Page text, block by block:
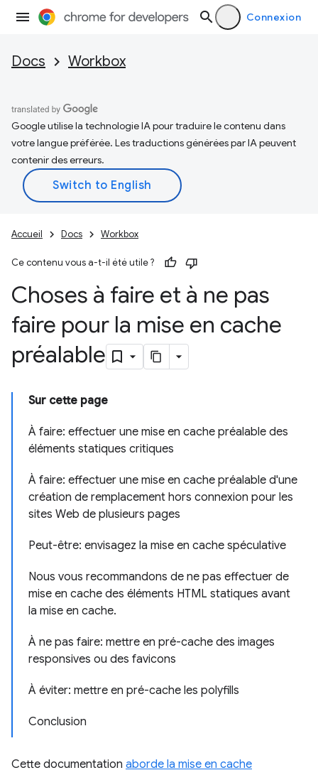
Connexion
Docs Workbox
Google utilise la technologie IA pour traduire le contenu dans
votre langue préférée. Les traductions générées par IA peuvent
contenir des erreurs.
Accueil Docs Workbox
Ce contenu vous a-t-il été utile ?
Choses à faire et à ne pas
faire pour la mise en cache
préalable
Sur cette page
À faire: effectuer une mise en cache préalable des
éléments statiques critiques
À faire: effectuer une mise en cache préalable d'une
création de remplacement hors connexion pour les
sites Web de plusieurs pages
Peut-être: envisagez la mise en cache spéculative
Nous vous recommandons de ne pas effectuer de
mise en cache des éléments HTML statiques avant
la mise en cache.
À ne pas faire: mettre en pré-cache des images
responsives ou des favicons
À éviter: mettre en pré-cache les polyfills
Conclusion
Cette documentation aborde la mise en cache